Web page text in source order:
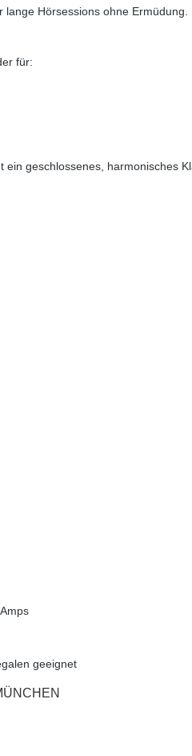
Hörsessions ohne Ermüdung.
für:
geschlossenes, harmonisches
geeignet